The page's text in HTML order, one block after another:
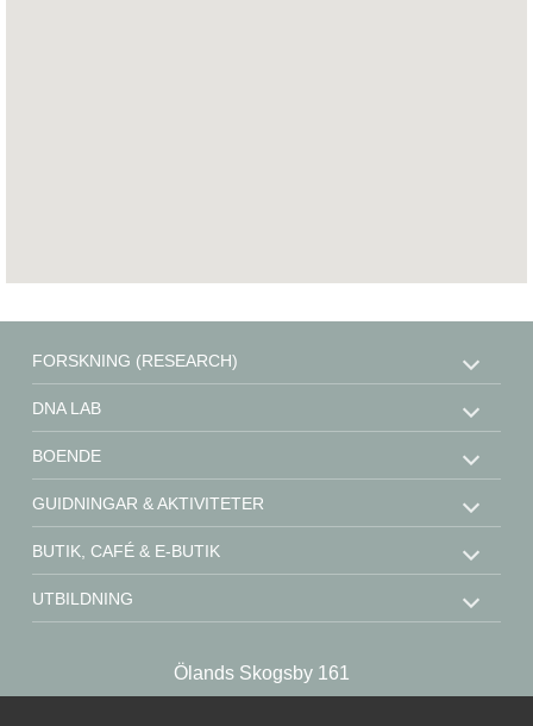
Ölands Skogsby 161
FORSKNING (RESEARCH)
DNA LAB
BOENDE
GUIDNINGAR & AKTIVITETER
BUTIK, CAFÉ & E-BUTIK
UTBILDNING
KONTAKT